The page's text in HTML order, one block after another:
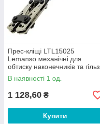
Прес-кліщі LTL15025
Lemanso механічні для
обтиску наконечників та гільз
6-50мм2
В наявності 1 од.
1 128,60 ₴
Купити